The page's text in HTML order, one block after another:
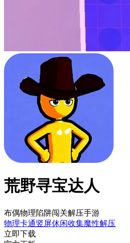
荒野寻宝达人
布偶物理陷阱闯关解压手游
物理卡通竖屏休闲收集魔性解压
立即下载